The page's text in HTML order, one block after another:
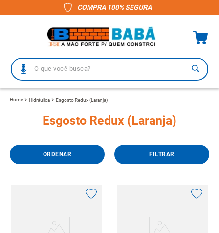
COMPRA 100% SEGURA
O que você busca?
Hidráulica Esgosto Redux (Laranja)
Esgosto Redux (Laranja)
FILTRAR
porcelanato
3º telha
telha fibrocimento
pisos